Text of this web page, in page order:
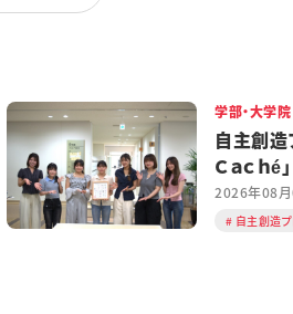
学部・大学院
自主創造
Ｃａｃｈé」
2026年08
自主創造